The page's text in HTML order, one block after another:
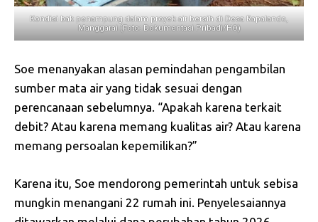
Kondisi bak penampung dalam proyek air bersih di Desa Rapalando,
Manggarai (Foto: Dokumentasi Pribadi/HO)
Soe menanyakan alasan pemindahan pengambilan
sumber mata air yang tidak sesuai dengan
perencanaan sebelumnya. “Apakah karena terkait
debit? Atau karena memang kualitas air? Atau karena
memang persoalan kepemilikan?”
Karena itu, Soe mendorong pemerintah untuk sebisa
mungkin menangani 22 rumah ini. Penyelesaiannya